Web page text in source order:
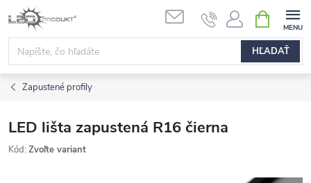
Prejsť
na
obsah
HĽADAŤ
KOŠÍK
Zapustené profily
LED lišta zapustená R16 čierna
Kód: Zvoľte variant